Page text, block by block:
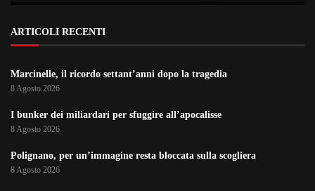
ARTICOLI RECENTI
Marcinelle, il ricordo settant’anni dopo la tragedia
8 Agosto 2026
I bunker dei miliardari per sfuggire all’apocalisse
8 Agosto 2026
Polignano, per un’immagine resta bloccata sulla scogliera
8 Agosto 2026